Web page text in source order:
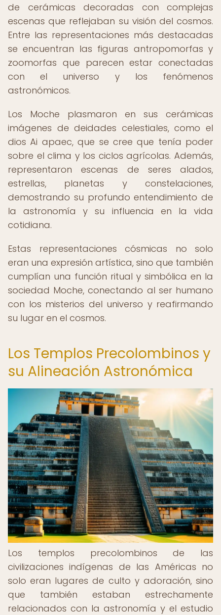
de cerámicas decoradas con complejas
escenas que reflejaban su visión del cosmos.
Entre las representaciones más destacadas
se encuentran las figuras antropomorfas y
zoomorfas que parecen estar conectadas
con el universo y los fenómenos
astronómicos.
Los Moche plasmaron en sus cerámicas
imágenes de deidades celestiales, como el
dios Ai apaec, que se cree que tenía poder
sobre el clima y los ciclos agrícolas. Además,
representaron escenas de seres alados,
estrellas, planetas y constelaciones,
demostrando su profundo entendimiento de
la astronomía y su influencia en la vida
cotidiana.
Estas representaciones cósmicas no solo
eran una expresión artística, sino que también
cumplían una función ritual y simbólica en la
sociedad Moche, conectando al ser humano
con los misterios del universo y reafirmando
su lugar en el cosmos.
Los Templos Precolombinos y
su Alineación Astronómica
Los templos precolombinos de las
civilizaciones indígenas de las Américas no
solo eran lugares de culto y adoración, sino
que también estaban estrechamente
relacionados con la astronomía y el estudio